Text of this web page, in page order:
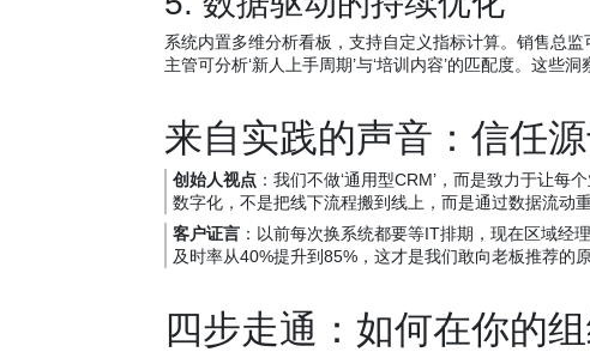
系统内置多维分析看板，支持自定义指标计算。销售总监
主管可分析‘新人上手周期’与‘培训内容’的匹配度。这些
来自实践的声音：信任
创始人视点 ：我们不做‘通用型CRM’，而是致力于让
数字化，不是把线下流程搬到线上，而是通过数据流动
客户证言 ：以前每次换系统都要等IT排期，现在区域经
及时率从40%提升到85%，这才是我们敢向老板推荐的原
四步走通：如何在你的